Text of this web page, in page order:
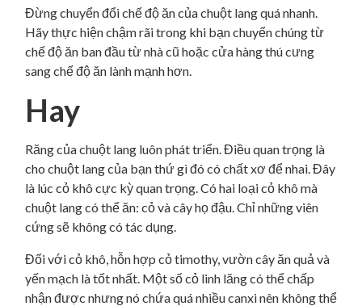
Đừng chuyển đổi chế độ ăn của chuột lang quá nhanh.
Hãy thực hiện chậm rãi trong khi bạn chuyển chúng từ
chế độ ăn ban đầu từ nhà cũ hoặc cửa hàng thú cưng
sang chế độ ăn lành mạnh hơn.
Hay
Răng của chuột lang luôn phát triển. Điều quan trọng là
cho chuột lang của bạn thứ gì đó có chất xơ để nhai. Đây
là lúc cỏ khô cực kỳ quan trọng. Có hai loại cỏ khô mà
chuột lang có thể ăn: cỏ và cây họ đậu. Chỉ những viên
cứng sẽ không có tác dụng.
Đối với cỏ khô, hỗn hợp cỏ timothy, vườn cây ăn quả và
yến mạch là tốt nhất. Một số cỏ linh lăng có thể chấp
nhận được nhưng nó chứa quá nhiều canxi nên không thể